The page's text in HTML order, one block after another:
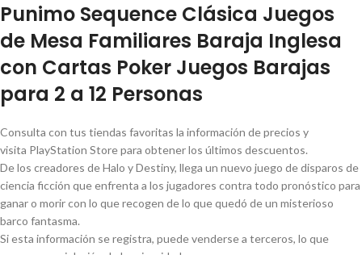
Punimo Sequence Clásica Juegos
de Mesa Familiares Baraja Inglesa
con Cartas Poker Juegos Barajas
para 2 a 12 Personas
Consulta con tus tiendas favoritas la información de precios y
visita PlayStation Store para obtener los últimos descuentos.
De los creadores de Halo y Destiny, llega un nuevo juego de disparos de
ciencia ficción que enfrenta a los jugadores contra todo pronóstico para
ganar o morir con lo que recogen de lo que quedó de un misterioso
barco fantasma.
Si esta información se registra, puede venderse a terceros, lo que